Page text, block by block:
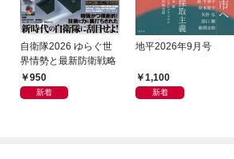
自衛隊2026 ゆらぐ世
界情勢と最新防衛戦略
950
新着
地平2026年9月号
1,100
新着